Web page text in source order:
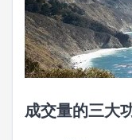
成交量的三大